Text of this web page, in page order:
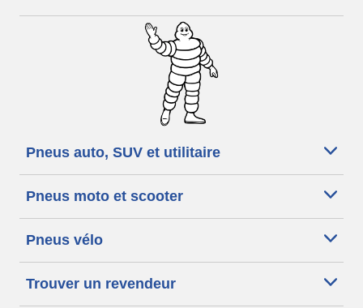
Pneus auto, SUV et utilitaire
Pneus moto et scooter
Pneus vélo
Trouver un revendeur